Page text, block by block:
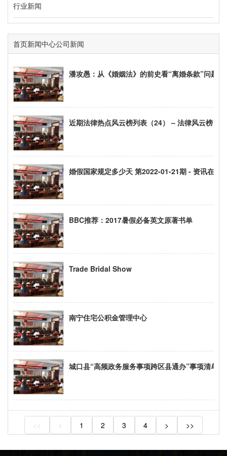
行业新闻
首页新闻中心公司新闻
潘攻愚：从《婚姻法》的前史看“离婚条款”问题
近期法律热点风云榜列表（24） – 法律风云榜 –
婚假国家规定多少天 第2022-01-21期 - 资讯在线
BBC推荐：2017暑假必备英文原著书单
Trade Bridal Show
南宁住宅公积金管理中心
城口县“高频政务服务事项跨区县通办”事项清单
<< < 1 2 3 4 > >>